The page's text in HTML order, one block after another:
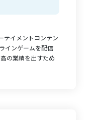
テイメントコンテン
インゲームを配信
高の業績を出すため